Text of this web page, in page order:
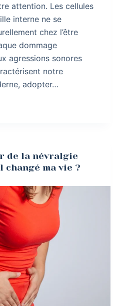
attention. Les cellules
interne ne se
chez l’être
dommage
agressions sonores
notre
adopter…
de la névralgie
ma vie ?